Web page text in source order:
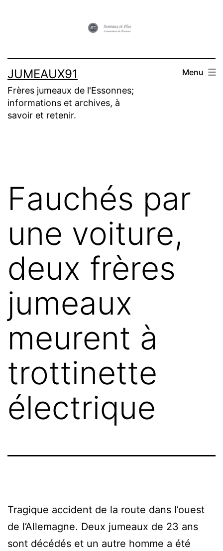
JUMEAUX91
Frères jumeaux de l'Essonnes;
informations et archives, à
savoir et retenir.
Menu
Fauchés par
une voiture,
deux frères
jumeaux
meurent à
trottinette
électrique
Tragique accident de la route dans l’ouest
de l’Allemagne. Deux jumeaux de 23 ans
sont décédés et un autre homme a été